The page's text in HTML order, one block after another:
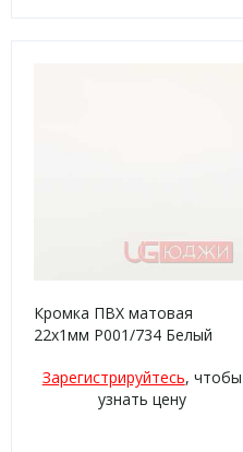
Кромка ПВХ матовая
22х1мм P001/734 Белый
Зарегистрируйтесь, чтобы
узнать цену